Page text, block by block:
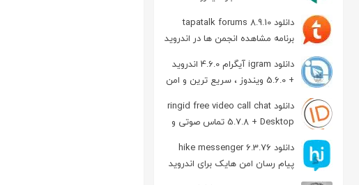
دانلود tapatalk forums 8.9.10
برنامه مشاهده انجمن ها در اندروید
دانلود igram آیگرام 4.6.0 اندروید
+ 5.6.0 ویندوز ، سریع ترین و امن
ترین نسخه تلگرام
دانلود ringid free video call chat
5.7.8 + Desktop تماس صوتی و
تصویری در اندروید
دانلود hike messenger 6.3.76
پیام‌ رسان‌ امن هایک برای اندروید